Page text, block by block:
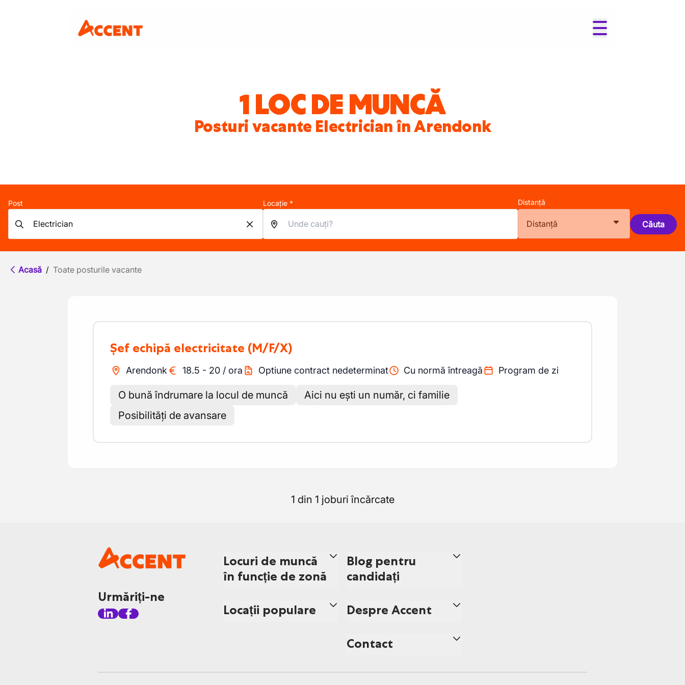
1 LOC DE MUNCĂ
Posturi vacante Electrician în Arendonk
Post Locație * Distanță
Distanță Căuta
Acasă / Toate posturile vacante
Șef echipă electricitate (M/F/X)
Arendonk 18.5 - 20 / ora Optiune contract nedeterminat Cu normă întreagă Program de zi
O bună îndrumare la locul de muncă
Aici nu ești un număr, ci familie
Posibilități de avansare
1 din 1 joburi încărcate
Urmăriți-ne
Locuri de muncă
în funcție de zonă
Locații populare
Blog pentru
candidați
Despre Accent
Contact